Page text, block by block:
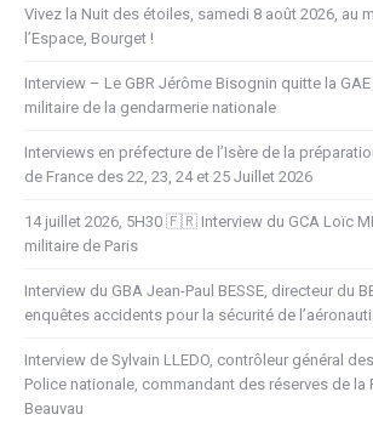
Vivez la Nuit des étoiles, samedi 8 août 2026, au
l’Espace, Bourget !
Interview – Le GBR Jérôme Bisognin quitte la
militaire de la gendarmerie nationale
Interviews en préfecture de l’Isère de la
de France des 22, 23, 24 et 25 Juillet 2026
14 juillet 2026, 5H30 🇫🇷 Interview du GCA Loïc
militaire de Paris
Interview du GBA Jean-Paul BESSE, directeur du
enquêtes accidents pour la sécurité de
Interview de Sylvain LLEDO, contrôleur général
Police nationale, commandant des réserves de la
Beauvau